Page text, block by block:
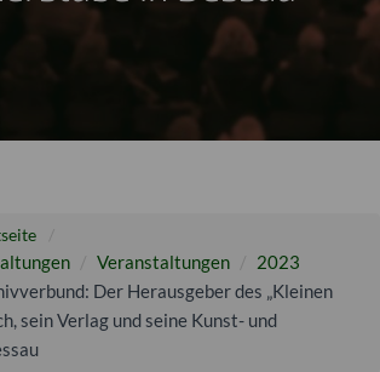
Veranstaltungen
2023
Der Herausgeber des „Kleinen
sein Verlag und seine Kunst- und